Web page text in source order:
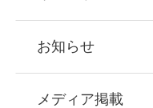
お知らせ
メディア掲載